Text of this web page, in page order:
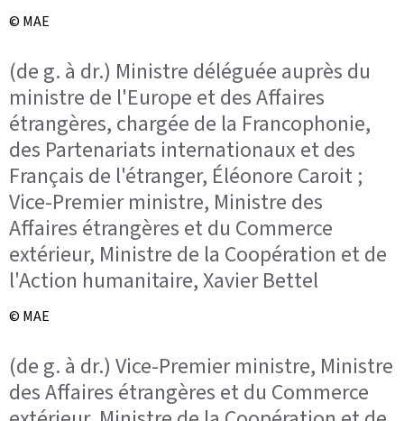
© MAE
(de g. à dr.) Ministre déléguée auprès du
ministre de l'Europe et des Affaires
étrangères, chargée de la Francophonie,
des Partenariats internationaux et des
Français de l'étranger, Éléonore Caroit ;
Vice-Premier ministre, Ministre des
Affaires étrangères et du Commerce
extérieur, Ministre de la Coopération et de
l'Action humanitaire, Xavier Bettel
© MAE
(de g. à dr.) Vice-Premier ministre, Ministre
des Affaires étrangères et du Commerce